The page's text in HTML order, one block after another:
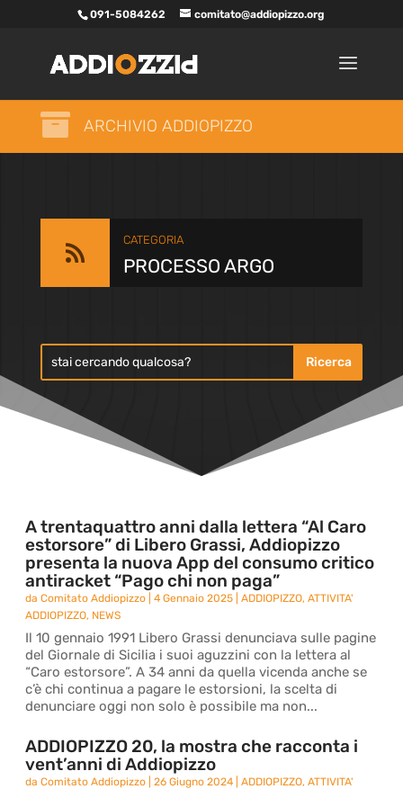
091-5084262 comitato@addiopizzo.org
 ARCHIVIO ADDIOPIZZO

CATEGORIA
PROCESSO ARGO
A trentaquattro anni dalla lettera “Al Caro
estorsore” di Libero Grassi, Addiopizzo
presenta la nuova App del consumo critico
antiracket “Pago chi non paga”
daComitato Addiopizzo |4 Gennaio 2025 |ADDIOPIZZO,ATTIVITA'
ADDIOPIZZO, NEWS
Il 10 gennaio 1991 Libero Grassi denunciava sulle pagine
del Giornale di Sicilia i suoi aguzzini con la lettera al
“Caro estorsore”. A 34 anni da quella vicenda anche se
c’è chi continua a pagare le estorsioni, la scelta di
denunciare oggi non solo è possibile ma non...
ADDIOPIZZO 20, la mostra che racconta i
vent’anni di Addiopizzo
daComitato Addiopizzo |26 Giugno 2024 |ADDIOPIZZO,ATTIVITA'